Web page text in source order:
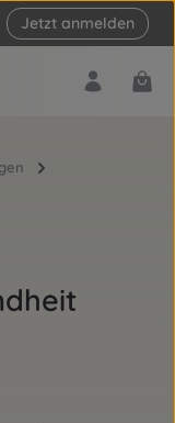
Jetzt anmelden